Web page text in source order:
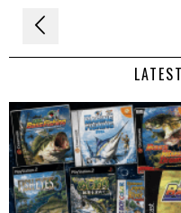
Navigation
de